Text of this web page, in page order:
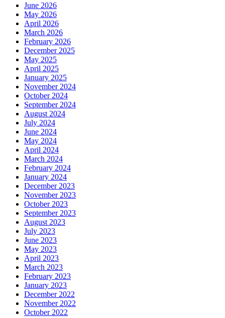
June 2026
May 2026
April 2026
March 2026
February 2026
December 2025
May 2025
April 2025
January 2025
November 2024
October 2024
September 2024
August 2024
July 2024
June 2024
May 2024
April 2024
March 2024
February 2024
January 2024
December 2023
November 2023
October 2023
September 2023
August 2023
July 2023
June 2023
May 2023
April 2023
March 2023
February 2023
January 2023
December 2022
November 2022
October 2022